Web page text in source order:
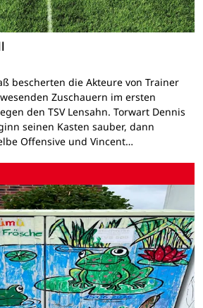
bescherten die Akteure von Trainer
Zuschauern im ersten
den TSV Lensahn. Torwart Dennis
seinen Kasten sauber, dann
Offensive und Vincent…